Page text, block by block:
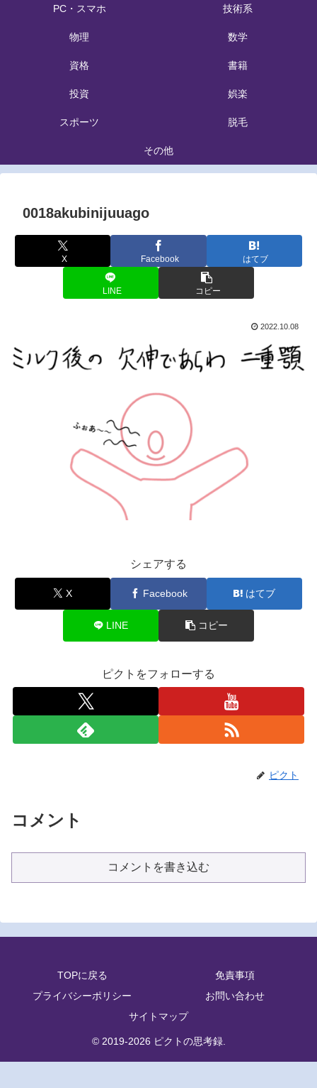
PC・スマホ 技術系
物理 数学
資格 書籍
投資 娯楽
スポーツ 脱毛
その他
0018akubinijuuago
X Facebook はてブ
LINE コピー
2022.10.08
シェアする
X Facebook はてブ
LINE コピー
ピクトをフォローする
ピクト
コメント
コメントを書き込む
TOPに戻る
免責事項
プライバシーポリシー
お問い合わせ
サイトマップ
© 2019-2026 ピクトの思考録.